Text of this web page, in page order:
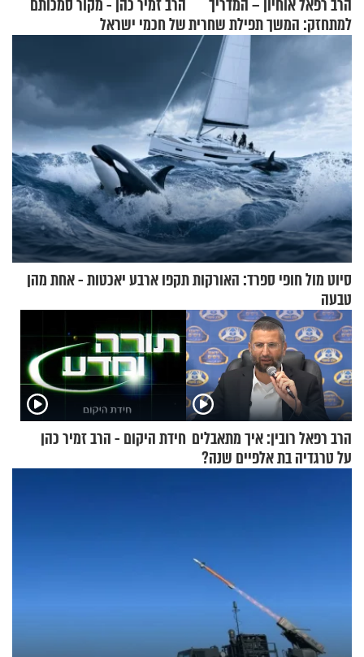
הרב רפאל אוחיון – המדריך
למתחזק: המשך תפילת שחרית
מאשרי ועד עלינו
הרב זמיר כהן - מקור סמכותם
של חכמי ישראל
סיוט מול חופי ספרד: האורקות תקפו ארבע יאכטות - אחת מהן
טבעה
הרב רפאל רובין: איך מתאבלים
על טרגדיה בת אלפיים שנה?
חידת היקום - הרב זמיר כהן